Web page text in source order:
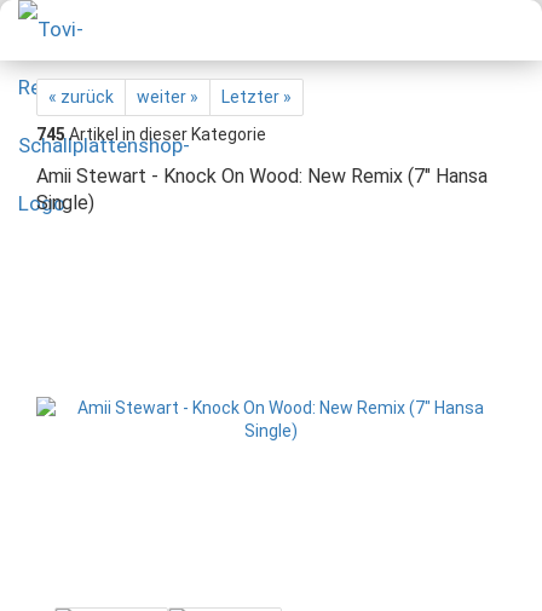
« zurück weiter »
Letzter »
745Artikel in dieser Kategorie
Amii Stewart - Knock On Wood: New Remix (7" Hansa
Single)